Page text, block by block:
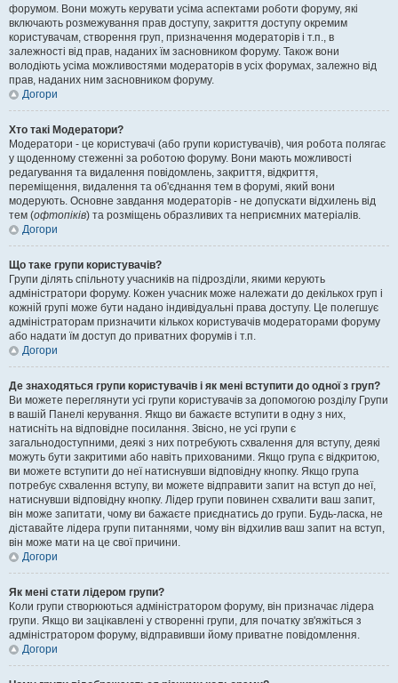
форумом. Вони можуть керувати усіма аспектами роботи форуму, які
включають розмежування прав доступу, закриття доступу окремим
користувачам, створення груп, призначення модераторів і т.п., в
залежності від прав, наданих їм засновником форуму. Також вони
володіють усіма можливостями модераторів в усіх форумах, залежно від
прав, наданих ним засновником форуму.
Догори
Хто такі Модератори?
Модератори - це користувачі (або групи користувачів), чия робота полягає
у щоденному стеженні за роботою форуму. Вони мають можливості
редагування та видалення повідомлень, закриття, відкриття,
переміщення, видалення та об'єднання тем в форумі, який вони
модерують. Основне завдання модераторів - не допускати відхилень від
тем (офтопіків) та розміщень образливих та неприємних матеріалів.
Догори
Що таке групи користувачів?
Групи ділять спільноту учасників на підрозділи, якими керують
адміністратори форуму. Кожен учасник може належати до декількох груп і
кожній групі може бути надано індивідуальні права доступу. Це полегшує
адміністраторам призначити кількох користувачів модераторами форуму
або надати їм доступ до приватних форумів і т.п.
Догори
Де знаходяться групи користувачів і як мені вступити до одної з груп?
Ви можете переглянути усі групи користувачів за допомогою розділу Групи
в вашій Панелі керування. Якщо ви бажаєте вступити в одну з них,
натисніть на відповідне посилання. Звісно, не усі групи є
загальнодоступними, деякі з них потребують схвалення для вступу, деякі
можуть бути закритими або навіть прихованими. Якщо група є відкритою,
ви можете вступити до неї натиснувши відповідну кнопку. Якщо група
потребує схвалення вступу, ви можете відправити запит на вступ до неї,
натиснувши відповідну кнопку. Лідер групи повинен схвалити ваш запит,
він може запитати, чому ви бажаєте приєднатись до групи. Будь-ласка, не
діставайте лідера групи питаннями, чому він відхилив ваш запит на вступ,
він може мати на це свої причини.
Догори
Як мені стати лідером групи?
Коли групи створюються адміністратором форуму, він призначає лідера
групи. Якщо ви зацікавлені у створенні групи, для початку зв'яжіться з
адміністратором форуму, відправивши йому приватне повідомлення.
Догори